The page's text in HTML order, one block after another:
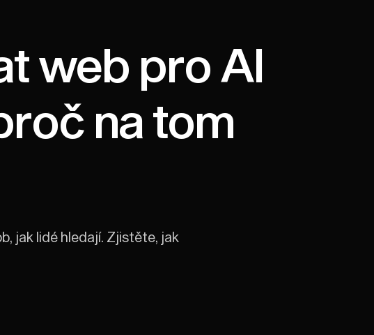
web pro AI
na tom
jak lidé hledají. Zjistěte, jak